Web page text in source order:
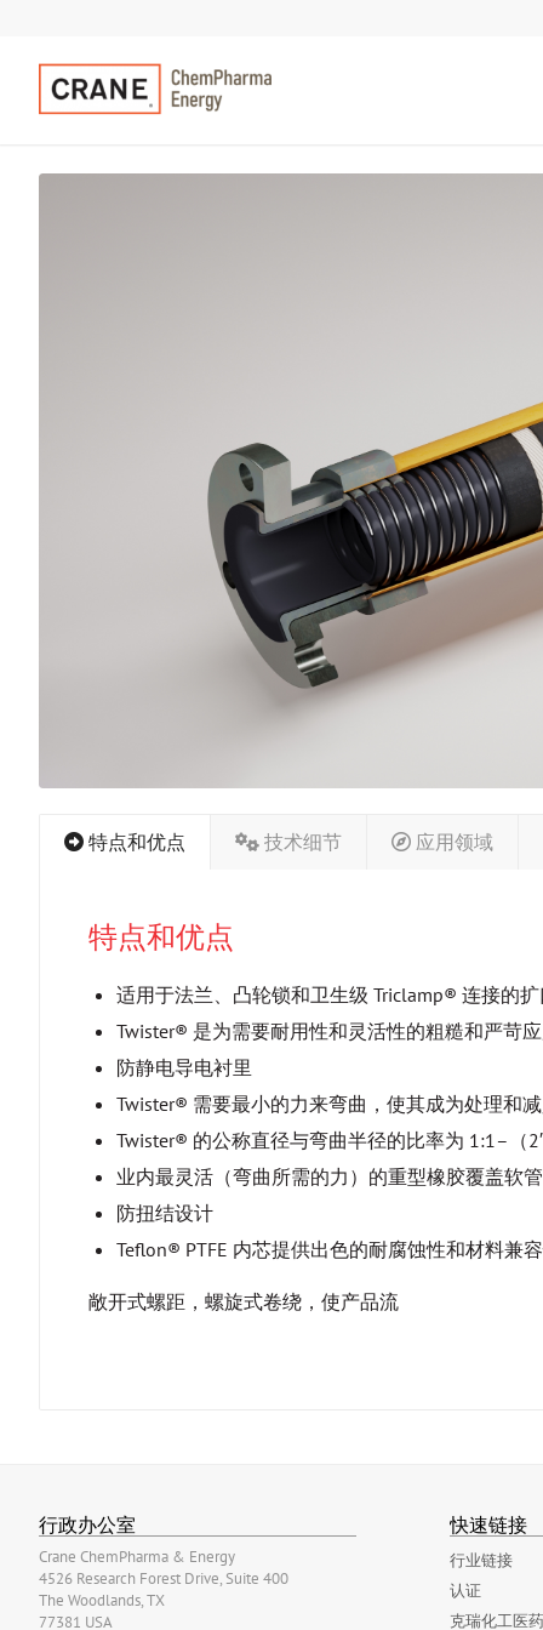
特点和优点 技术细节 应用领域
特点和优点
适用于法兰、凸轮锁和卫生级 Triclamp® 连接的
Twister® 是为需要耐用性和灵活性的粗糙和严苛
防静电导电衬里
Twister® 需要最小的力来弯曲，使其成为处理和
Twister® 的公称直径与弯曲半径的比率为 1:1–（
业内最灵活（弯曲所需的力）的重型橡胶覆盖软管
防扭结设计
Teflon® PTFE 内芯提供出色的耐腐蚀性和材料兼
敞开式螺距，螺旋式卷绕，使产品流
行政办公室
Crane ChemPharma & Energy
4526 Research Forest Drive, Suite 400
The Woodlands, TX
77381 USA
快速链接
行业链接
认证
克瑞化工医